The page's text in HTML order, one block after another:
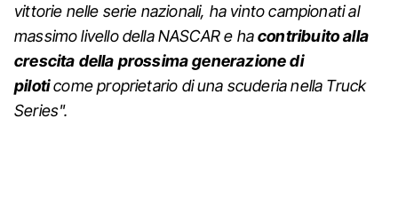
vittorie nelle serie nazionali, ha vinto campionati al
massimo livello della NASCAR e hacontribuito alla
crescita della prossima generazione di
piloticome proprietario di una scuderia nella Truck
Series".